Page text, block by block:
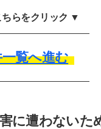
らをクリック ▼
覧へ進む
に遭わないた